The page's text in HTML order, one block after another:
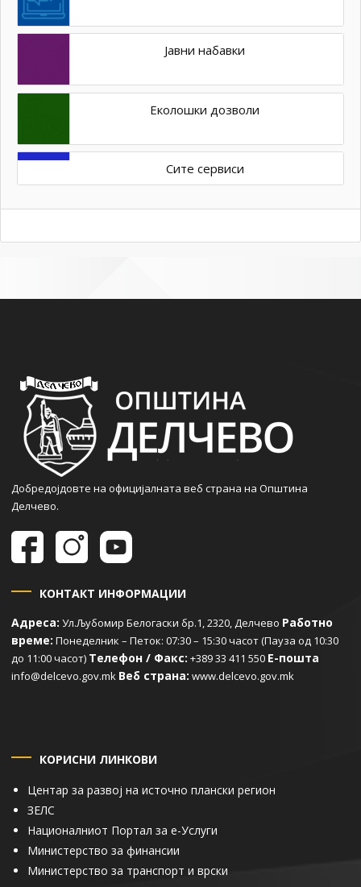
Јавни набавки
Еколошки дозволи
Сите сервиси
Добредојдовте на официјалната веб страна на Општина
Делчево.
КОНТАКТ ИНФОРМАЦИИ
Адреса: Ул.Љубомир Белогаски бр.1, 2320, Делчево Работно
време: Понеделник – Петок: 07:30 – 15:30 часот (Пауза од 10:30
до 11:00 часот) Телефон / Факс: +389 33 411 550 Е-пошта
info@delcevo.gov.mk Веб страна: www.delcevo.gov.mk
КОРИСНИ ЛИНКОВИ
Центар за развој на источно плански регион
ЗЕЛС
Националниот Портал за е-Услуги
Министерство за финансии
Министерство за транспорт и врски